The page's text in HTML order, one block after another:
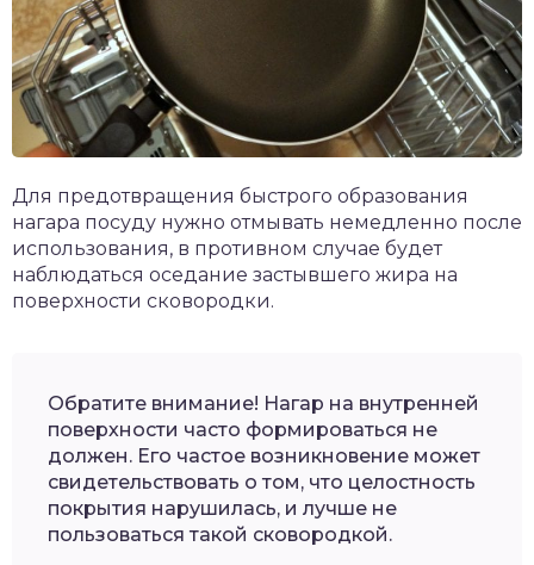
Для предотвращения быстрого образования
нагара посуду нужно отмывать немедленно после
использования, в противном случае будет
наблюдаться оседание застывшего жира на
поверхности сковородки.
Обратите внимание! Нагар на внутренней
поверхности часто формироваться не
должен. Его частое возникновение может
свидетельствовать о том, что целостность
покрытия нарушилась, и лучше не
пользоваться такой сковородкой.